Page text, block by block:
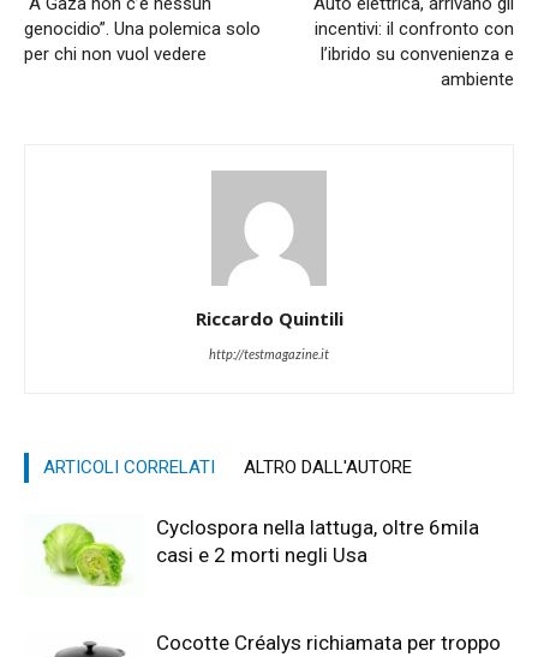
genocidio”. Una polemica solo
per chi non vuol vedere
incentivi: il confronto con
l’ibrido su convenienza e
ambiente
Riccardo Quintili
http://testmagazine.it
ARTICOLI CORRELATI ALTRO DALL'AUTORE
Cyclospora nella lattuga, oltre 6mila
casi e 2 morti negli Usa
Cocotte Créalys richiamata per troppo